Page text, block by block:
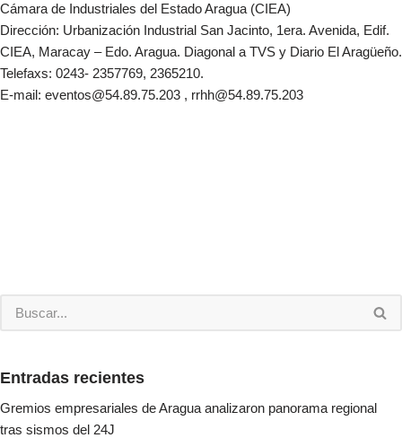
Cámara de Industriales del Estado Aragua (CIEA)
Dirección: Urbanización Industrial San Jacinto, 1era. Avenida, Edif.
CIEA, Maracay – Edo. Aragua. Diagonal a TVS y Diario El Aragüeño.
Telefaxs: 0243- 2357769, 2365210.
E-mail: eventos@54.89.75.203 , rrhh@54.89.75.203
Entradas recientes
Gremios empresariales de Aragua analizaron panorama regional
tras sismos del 24J